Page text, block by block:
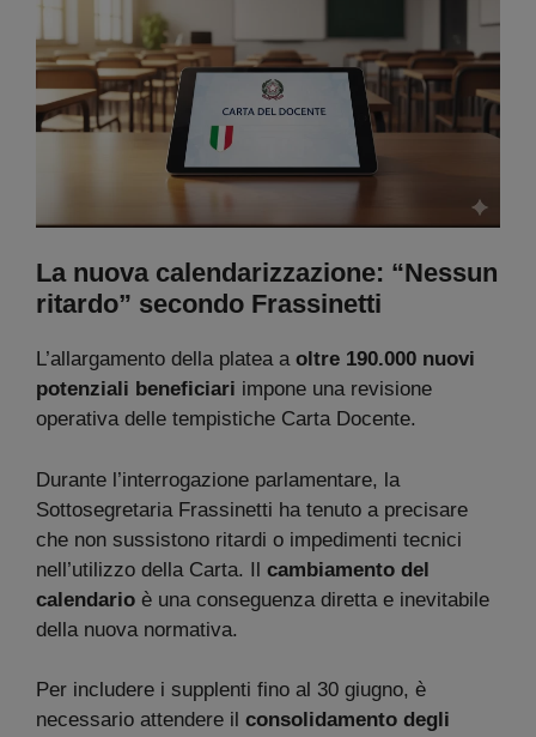
La nuova calendarizzazione: “Nessun
ritardo” secondo Frassinetti
L’allargamento della platea a oltre 190.000 nuovi
potenziali beneficiari impone una revisione
operativa delle tempistiche Carta Docente.
Durante l’interrogazione parlamentare, la
Sottosegretaria Frassinetti ha tenuto a precisare
che non sussistono ritardi o impedimenti tecnici
nell’utilizzo della Carta. Il cambiamento del
calendario è una conseguenza diretta e inevitabile
della nuova normativa.
Per includere i supplenti fino al 30 giugno, è
necessario attendere il consolidamento degli